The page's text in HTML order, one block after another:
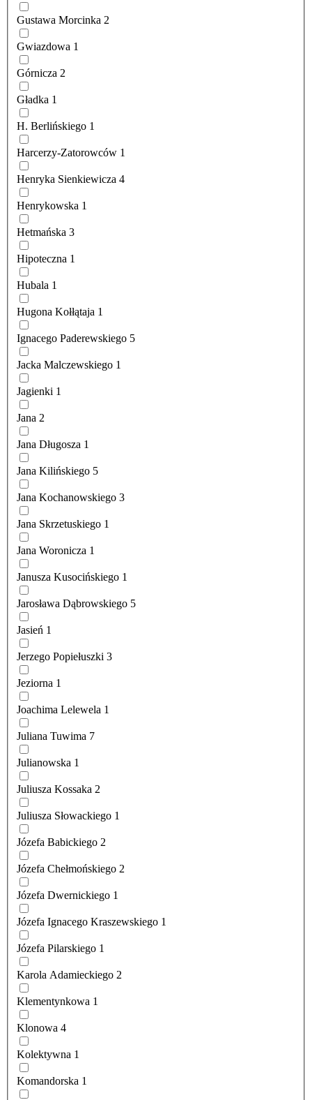
Gustawa Morcinka 2
Gwiazdowa 1
Górnicza 2
Gładka 1
H. Berlińskiego 1
Harcerzy-Zatorowców 1
Henryka Sienkiewicza 4
Henrykowska 1
Hetmańska 3
Hipoteczna 1
Hubala 1
Hugona Kołłątaja 1
Ignacego Paderewskiego 5
Jacka Malczewskiego 1
Jagienki 1
Jana 2
Jana Długosza 1
Jana Kilińskiego 5
Jana Kochanowskiego 3
Jana Skrzetuskiego 1
Jana Woronicza 1
Janusza Kusocińskiego 1
Jarosława Dąbrowskiego 5
Jasień 1
Jerzego Popiełuszki 3
Jeziorna 1
Joachima Lelewela 1
Juliana Tuwima 7
Julianowska 1
Juliusza Kossaka 2
Juliusza Słowackiego 1
Józefa Babickiego 2
Józefa Chełmońskiego 2
Józefa Dwernickiego 1
Józefa Ignacego Kraszewskiego 1
Józefa Pilarskiego 1
Karola Adamieckiego 2
Klementynkowa 1
Klonowa 4
Kolektywna 1
Komandorska 1